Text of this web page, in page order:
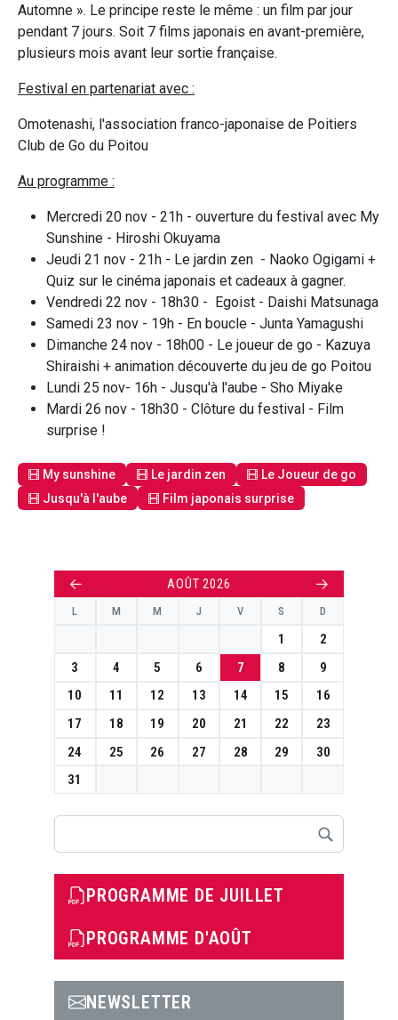
Automne ». Le principe reste le même : un film par jour
pendant 7 jours. Soit 7 films japonais en avant-première,
plusieurs mois avant leur sortie française.
Festival en partenariat avec :
Omotenashi, l'association franco-japonaise de Poitiers
Club de Go du Poitou
Au programme :
Mercredi 20 nov - 21h - ouverture du festival avec My
Sunshine - Hiroshi Okuyama
Jeudi 21 nov - 21h - Le jardin zen - Naoko Ogigami +
Quiz sur le cinéma japonais et cadeaux à gagner.
Vendredi 22 nov - 18h30 - Egoist - Daishi Matsunaga
Samedi 23 nov - 19h - En boucle - Junta Yamagushi
Dimanche 24 nov - 18h00 - Le joueur de go - Kazuya
Shiraishi + animation découverte du jeu de go Poitou
Lundi 25 nov- 16h - Jusqu'à l'aube - Sho Miyake
Mardi 26 nov - 18h30 - Clôture du festival - Film
surprise !
My sunshine Le jardin zen
Le Joueur de go
Jusqu'à l'aube
Film japonais surprise
← AOÛT 2026 →
L M M J V S D
1
2
3
4 5 6 7 8
9
10
11 12 13 14 15
16
17
18 19 20 21 22
23
24
25 26 27 28 29
30
31
PROGRAMME DE JUILLET
PROGRAMME D'AOÛT
NEWSLETTER